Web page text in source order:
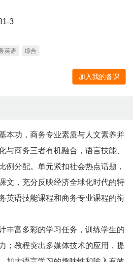
3
英语 综合
加入我的备课
本功，商务专业素质与人文素养并
与商务三者有机融合，语言技能、
例分配。单元紧扣社会热点话题，
文，充分反映经济全球化时代的特
英语技能课程和商务专业课程的衔
丰富多彩的学习任务，训练学生的
；教程突出多媒体技术的应用，提